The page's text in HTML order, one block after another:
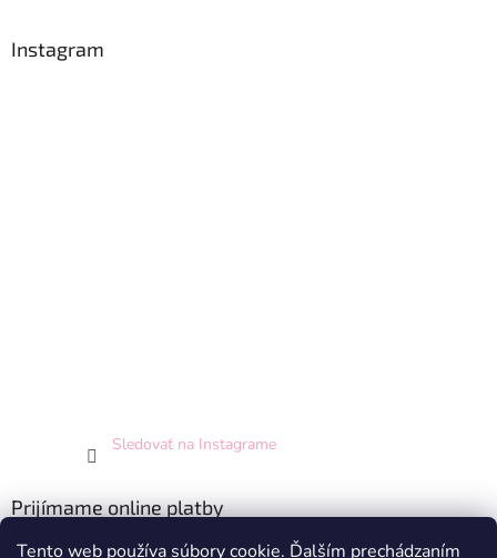
Tento web používa súbory cookie. Ďalším prechádzaním
Instagram
Sledovať na Instagrame
Prijímame online platby